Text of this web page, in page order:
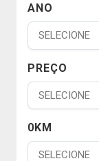
ANO
PREÇO
0KM